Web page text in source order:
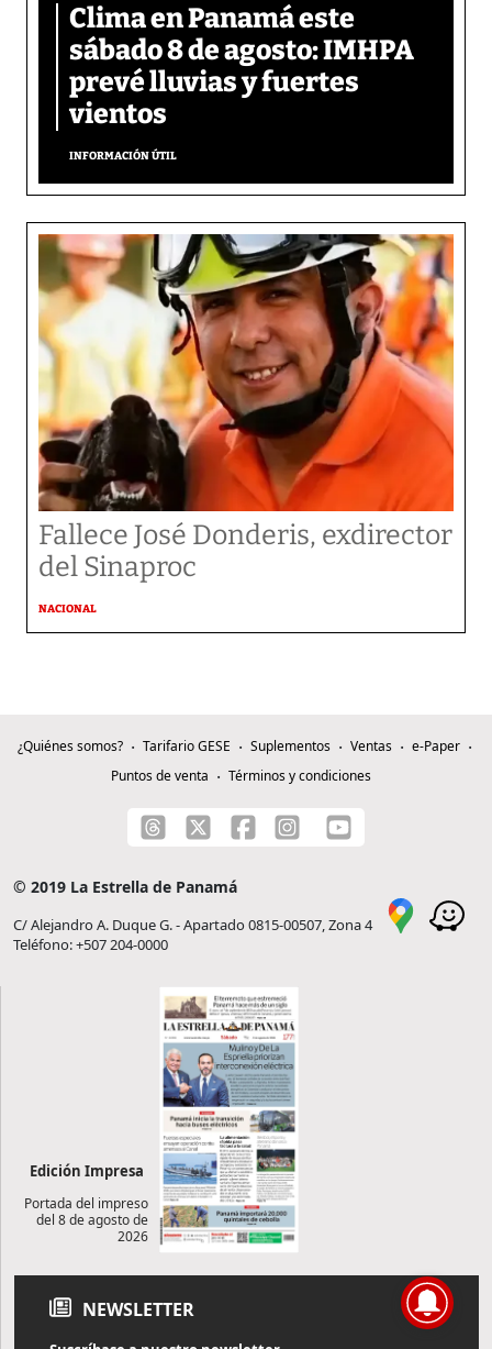
Clima en Panamá este
sábado 8 de agosto: IMHPA
prevé lluvias y fuertes
vientos
INFORMACIÓN ÚTIL
Fallece José Donderis, exdirector
del Sinaproc
NACIONAL
¿Quiénes somos? Tarifario GESE Suplementos Ventas
e-Paper
Puntos de venta
Términos y condiciones
© 2019 La Estrella de Panamá
C/ Alejandro A. Duque G. - Apartado 0815-00507, Zona 4
Teléfono: +507 204-0000
Edición Impresa
Portada del impreso
del 8 de agosto de
2026
NEWSLETTER